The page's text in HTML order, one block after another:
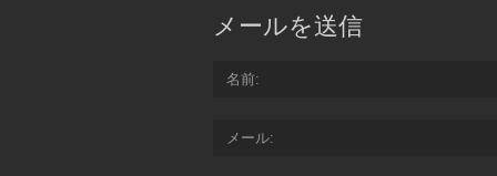
メールを送信
名前
メール